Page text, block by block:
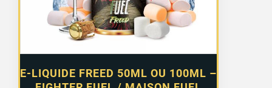
E-LIQUIDE FREED 50ML OU 100ML –
15,99 €